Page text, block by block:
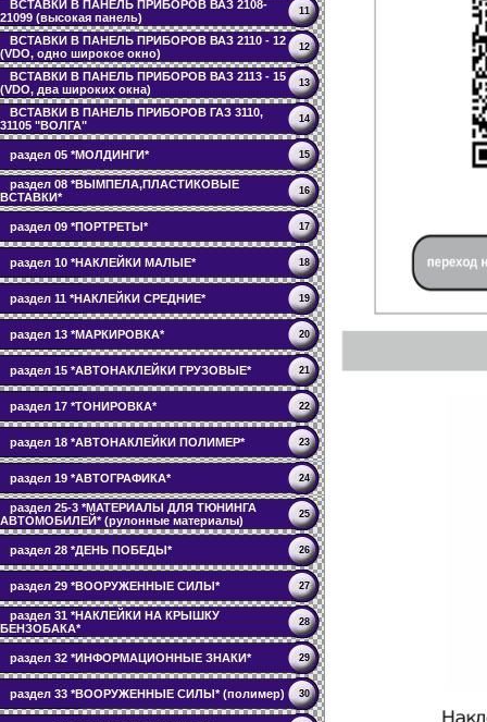
ВСТАВКИ В ПАНЕЛЬ ПРИБОРОВ ВАЗ 2108-
21099 (высокая панель)
11
ВСТАВКИ В ПАНЕЛЬ ПРИБОРОВ ВАЗ 2110 - 12
(VDO, одно широкое окно)
12
ВСТАВКИ В ПАНЕЛЬ ПРИБОРОВ ВАЗ 2113 - 15
(VDO, два широких окна)
13
ВСТАВКИ В ПАНЕЛЬ ПРИБОРОВ ГАЗ 3110,
31105 "ВОЛГА"
14
раздел 05 *МОЛДИНГИ* 15
раздел 08 *ВЫМПЕЛА,ПЛАСТИКОВЫЕ
ВСТАВКИ*
16
раздел 09 *ПОРТРЕТЫ* 17
раздел 10 *НАКЛЕЙКИ МАЛЫЕ* 18
раздел 11 *НАКЛЕЙКИ СРЕДНИЕ* 19
раздел 13 *МАРКИРОВКА* 20
раздел 15 *АВТОНАКЛЕЙКИ ГРУЗОВЫЕ* 21
раздел 17 *ТОНИРОВКА* 22
раздел 18 *АВТОНАКЛЕЙКИ ПОЛИМЕР* 23
раздел 19 *АВТОГРАФИКА* 24
раздел 25-3 *МАТЕРИАЛЫ ДЛЯ ТЮНИНГА
АВТОМОБИЛЕЙ* (рулонные материалы)
25
раздел 28 *ДЕНЬ ПОБЕДЫ* 26
раздел 29 *ВООРУЖЕННЫЕ СИЛЫ* 27
раздел 31 *НАКЛЕЙКИ НА КРЫШКУ
БЕНЗОБАКА*
28
раздел 32 *ИНФОРМАЦИОННЫЕ ЗНАКИ* 29
раздел 33 *ВООРУЖЕННЫЕ СИЛЫ* (полимер) 30